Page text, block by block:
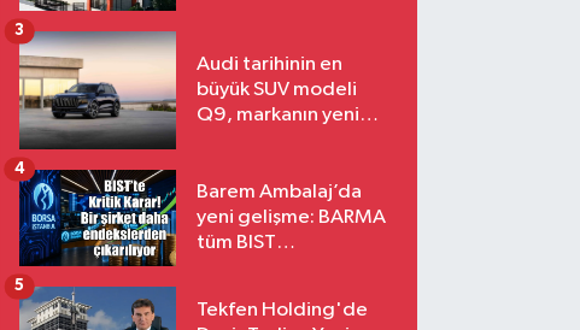
Audi tarihinin en
büyük SUV modeli
Q9, markanın yeni
3
Barem Ambalaj’da
yeni gelişme: BARMA
tüm BIST
4
Tekfen Holding'de
5